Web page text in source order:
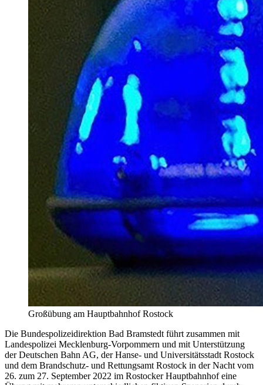
Großübung am Hauptbahnhof Rostock
Die Bundespolizeidirektion Bad Bramstedt führt zusammen mit
Landespolizei Mecklenburg-Vorpommern und mit Unterstützung
der Deutschen Bahn AG, der Hanse- und Universitätsstadt Rostock
und dem Brandschutz- und Rettungsamt Rostock in der Nacht vom
26. zum 27. September 2022 im Rostocker Hauptbahnhof eine